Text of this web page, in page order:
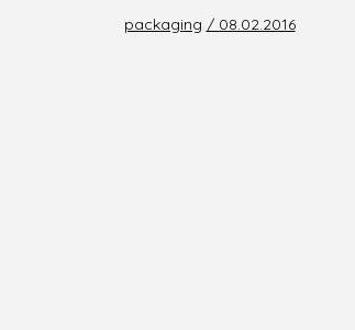
packaging / 08.02.2016